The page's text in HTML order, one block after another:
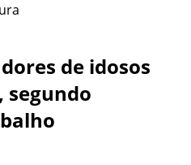
de idosos
segundo